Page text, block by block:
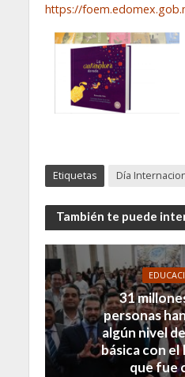
https://
Etiquetas Día
También te puede
31
personas
algún nivel
básica con el
que fue